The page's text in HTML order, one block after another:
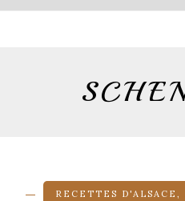
RECETTES D'ALSACE ,